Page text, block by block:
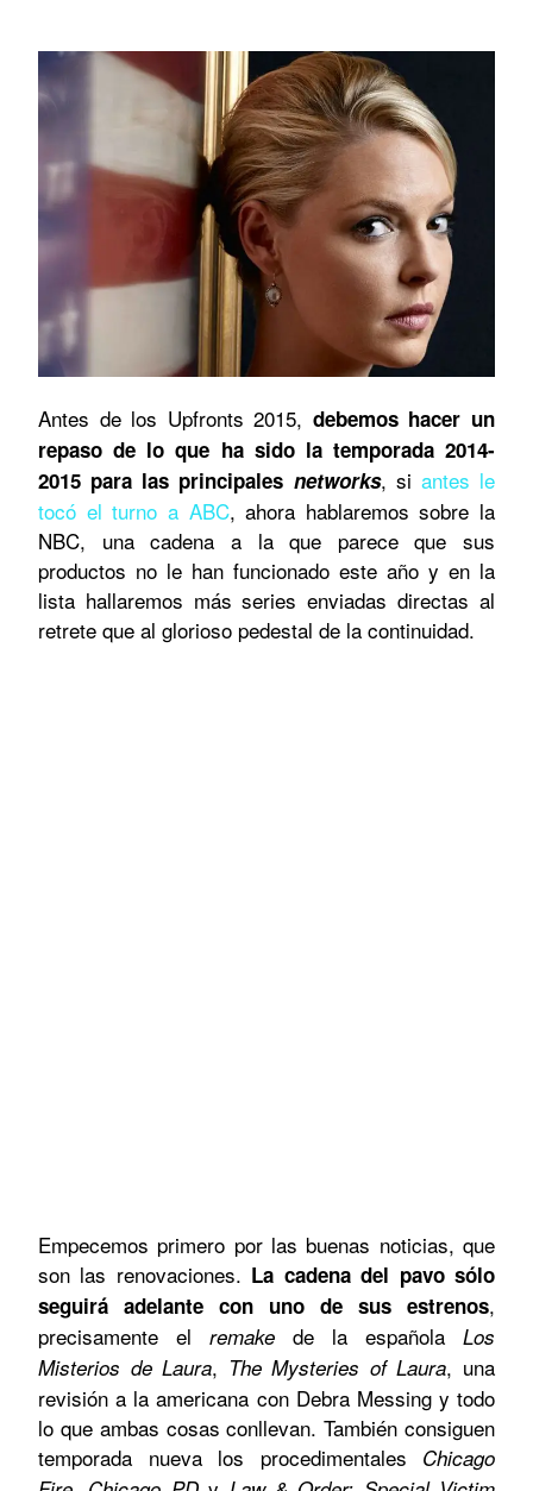
Antes de los Upfronts 2015, debemos hacer un
repaso de lo que ha sido la temporada 2014-
2015 para las principales networks, si antes le
tocó el turno a ABC, ahora hablaremos sobre la
NBC, una cadena a la que parece que sus
productos no le han funcionado este año y en la
lista hallaremos más series enviadas directas al
retrete que al glorioso pedestal de la continuidad.
Empecemos primero por las buenas noticias, que
son las renovaciones. La cadena del pavo sólo
seguirá adelante con uno de sus estrenos,
precisamente el remake de la española Los
Misterios de Laura, The Mysteries of Laura, una
revisión a la americana con Debra Messing y todo
lo que ambas cosas conllevan. También consiguen
temporada nueva los procedimentales Chicago